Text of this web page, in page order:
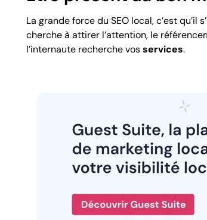
La grande force du SEO local, c’est qu’il
cherche à attirer l’attention, le
l’internaute recherche vosservices.